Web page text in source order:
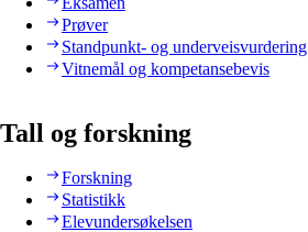
Prøver
Standpunkt- og underveisvurdering
Vitnemål og kompetansebevis
Tall og forskning
Forskning
Statistikk
Elevundersøkelsen